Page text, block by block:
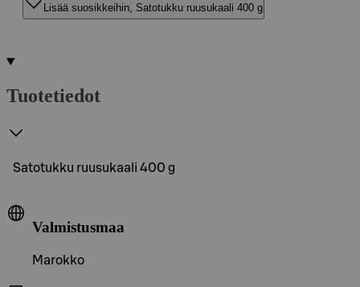
Lisää suosikkeihin, Satotukku ruusukaali 400 g
Tuotetiedot
Satotukku ruusukaali 400 g
Valmistusmaa
Marokko